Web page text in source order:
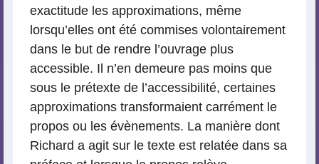
exactitude les approximations, même
lorsqu’elles ont été commises volontairement
dans le but de rendre l’ouvrage plus
accessible. Il n’en demeure pas moins que
sous le prétexte de l’accessibilité, certaines
approximations transformaient carrément le
propos ou les évènements. La manière dont
Richard a agit sur le texte est relatée dans sa